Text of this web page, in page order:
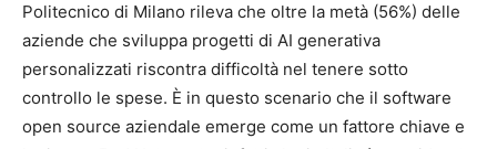
Politecnico di Milano rileva che oltre la metà (56%) delle
aziende che sviluppa progetti di AI generativa
personalizzati riscontra difficoltà nel tenere sotto
controllo le spese. È in questo scenario che il software
open source aziendale emerge come un fattore chiave e